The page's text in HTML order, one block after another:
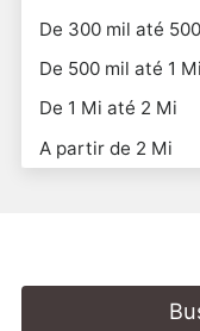
De 300 mil até
De 500 mil até 1 Mi
De 1 Mi até 2 Mi
A partir de 2 Mi